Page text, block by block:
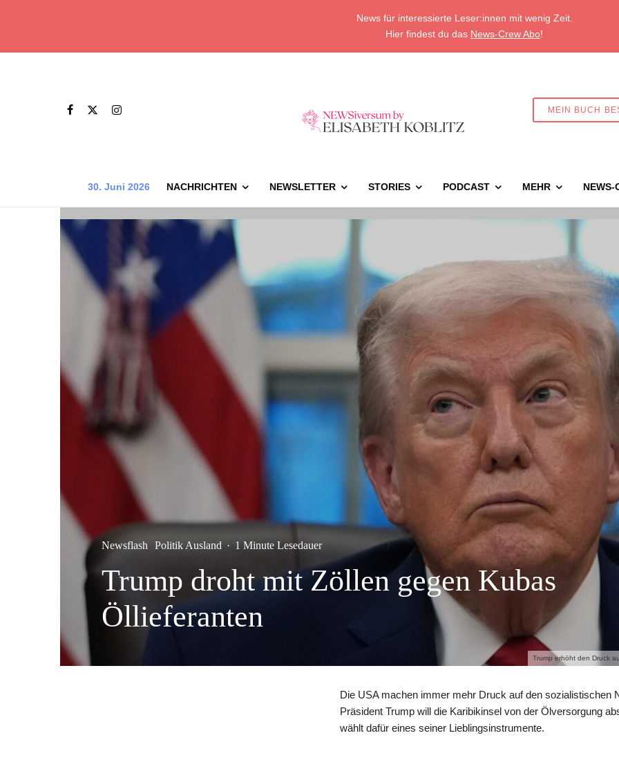
News für interessierte Leser:innen mit wenig Zeit.
Hier findest du das News-Crew Abo!
MEIN BUCH
30. Juni 2026 NACHRICHTEN NEWSLETTER STORIES PODCAST MEHR NEWS-
Trump erhöht den Druck
Newsflash Politik Ausland · 1 Minute Lesedauer
Trump droht mit Zöllen gegen Kubas
Öllieferanten
Die USA machen immer mehr Druck auf den sozialistischen
Präsident Trump will die Karibikinsel von der Ölversorgung
wählt dafür eines seiner Lieblingsinstrumente.